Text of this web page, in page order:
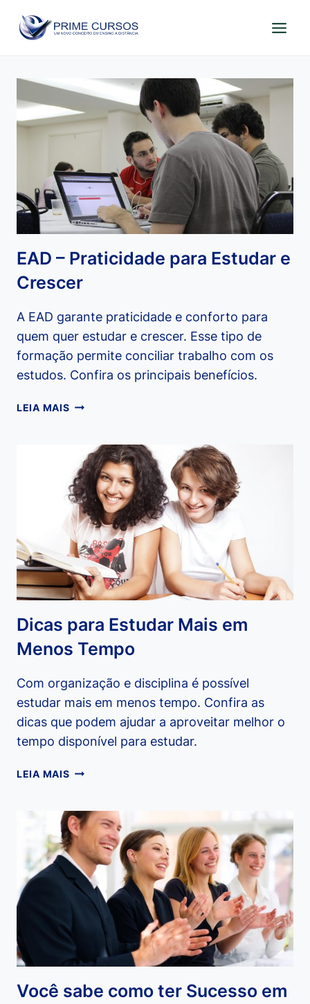
para
EAD – Praticidade para Estudar e
Crescer
A EAD garante praticidade e conforto para
quem quer estudar e crescer. Esse tipo de
formação permite conciliar trabalho com os
estudos. Confira os principais benefícios.
LEIA MAISEAD
PARA
ESTUDAR
E
CRESCER
Dicas para Estudar Mais em
Menos Tempo
Com organização e disciplina é possível
estudar mais em menos tempo. Confira as
dicas que podem ajudar a aproveitar melhor o
tempo disponível para estudar.
LEIA MAISDICAS
MAIS
EM
MENOS
TEMPO
Você sabe como ter Sucesso em